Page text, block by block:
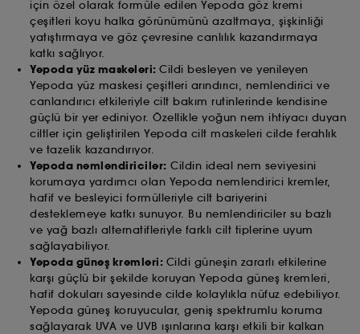
için özel olarak formüle edilen Yepoda göz kremi
çeşitleri koyu halka görünümünü azaltmaya, şişkinliği
yatıştırmaya ve göz çevresine canlılık kazandırmaya
katkı sağlıyor.
Yepoda yüz maskeleri: Cildi besleyen ve yenileyen
Yepoda yüz maskesi çeşitleri arındırıcı, nemlendirici ve
canlandırıcı etkileriyle cilt bakım rutinlerinde kendisine
güçlü bir yer ediniyor. Özellikle yoğun nem ihtiyacı duyan
ciltler için geliştirilen Yepoda cilt maskeleri cilde ferahlık
ve tazelik kazandırıyor.
Yepoda nemlendiriciler: Cildin ideal nem seviyesini
korumaya yardımcı olan Yepoda nemlendirici kremler,
hafif ve besleyici formülleriyle cilt bariyerini
desteklemeye katkı sunuyor. Bu nemlendiriciler su bazlı
ve yağ bazlı alternatifleriyle farklı cilt tiplerine uyum
sağlayabiliyor.
Yepoda güneş kremleri: Cildi güneşin zararlı etkilerine
karşı güçlü bir şekilde koruyan Yepoda güneş kremleri,
hafif dokuları sayesinde cilde kolaylıkla nüfuz edebiliyor.
Yepoda güneş koruyucular, geniş spektrumlu koruma
sağlayarak UVA ve UVB ışınlarına karşı etkili bir kalkan
istediğiniz zaman geri çekebilirsiniz. Kullanılan
çerezler hakkında daha fazla bilgi almak istiyorsanız
buraya tıklayınız.